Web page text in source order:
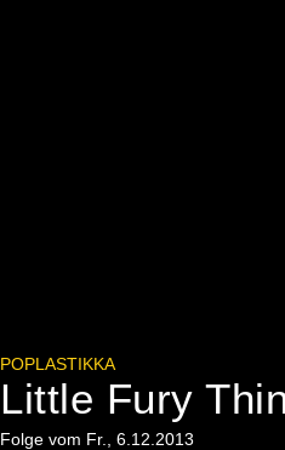
POPLASTIKKA
Little Fury
Folge vom Fr., 6.12.2013